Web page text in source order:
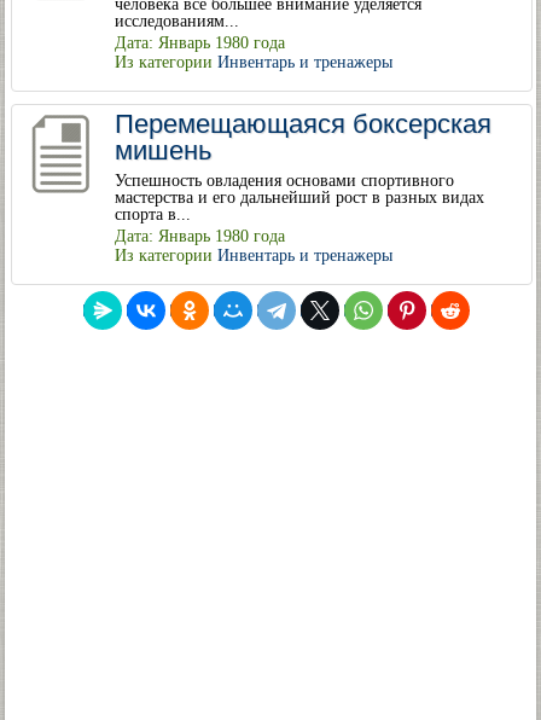
человека все большее внимание уделяется
исследованиям...
Дата: Январь 1980 года
Из категории Инвентарь и тренажеры
Перемещающаяся боксерская
мишень
Успешность овладения основами спортивного
мастерства и его дальнейший рост в разных видах
спорта в...
Дата: Январь 1980 года
Из категории Инвентарь и тренажеры